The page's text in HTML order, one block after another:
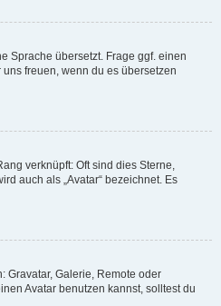
Sprache übersetzt. Frage ggf. einen
freuen, wenn du es übersetzen
verknüpft: Oft sind dies Sterne,
auch als „Avatar“ bezeichnet. Es
Gravatar, Galerie, Remote oder
Avatar benutzen kannst, solltest du